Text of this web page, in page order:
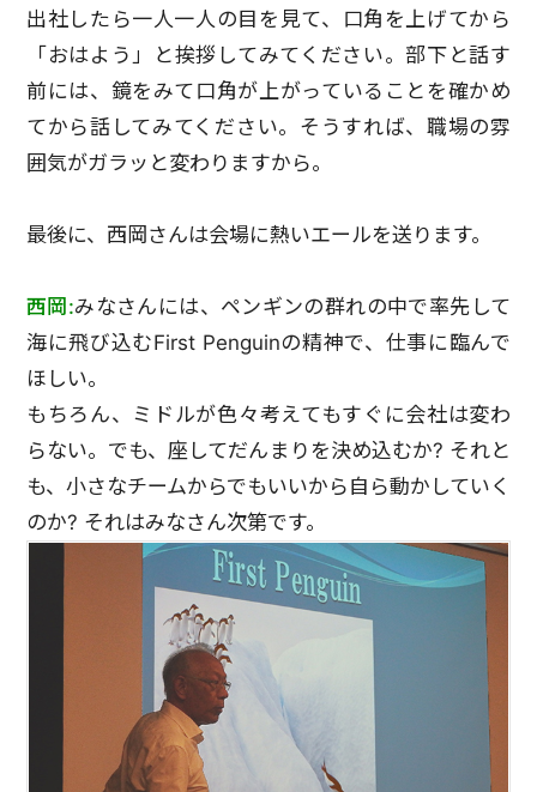
出社したら一人一人の目を見て、口角を上げてから
「おはよう」と挨拶してみてください。部下と話す
前には、鏡をみて口角が上がっていることを確かめ
てから話してみてください。そうすれば、職場の雰
囲気がガラッと変わりますから。
最後に、西岡さんは会場に熱いエールを送ります。
西岡:みなさんには、ペンギンの群れの中で率先して
海に飛び込むFirst Penguinの精神で、仕事に臨んで
ほしい。
もちろん、ミドルが色々考えてもすぐに会社は変わ
らない。でも、座してだんまりを決め込むか? それと
も、小さなチームからでもいいから自ら動かしていく
のか? それはみなさん次第です。